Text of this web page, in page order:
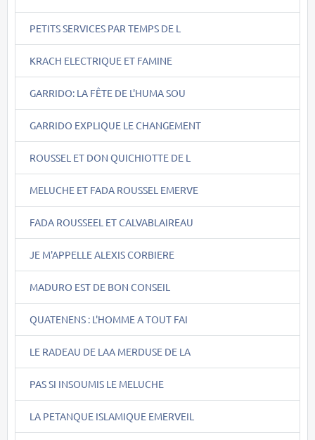
PETITS SERVICES PAR TEMPS DE L
KRACH ELECTRIQUE ET FAMINE
GARRIDO: LA FÊTE DE L'HUMA SOU
GARRIDO EXPLIQUE LE CHANGEMENT
ROUSSEL ET DON QUICHIOTTE DE L
MELUCHE ET FADA ROUSSEL EMERVE
FADA ROUSSEEL ET CALVABLAIREAU
JE M'APPELLE ALEXIS CORBIERE
MADURO EST DE BON CONSEIL
QUATENENS : L'HOMME A TOUT FAI
LE RADEAU DE LAA MERDUSE DE LA
PAS SI INSOUMIS LE MELUCHE
LA PETANQUE ISLAMIQUE EMERVEIL